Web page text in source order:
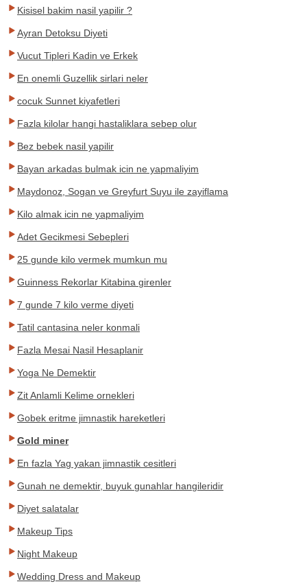
Kisisel bakim nasil yapilir ?
Ayran Detoksu Diyeti
Vucut Tipleri Kadin ve Erkek
En onemli Guzellik sirlari neler
cocuk Sunnet kiyafetleri
Fazla kilolar hangi hastaliklara sebep olur
Bez bebek nasil yapilir
Bayan arkadas bulmak icin ne yapmaliyim
Maydonoz, Sogan ve Greyfurt Suyu ile zayiflama
Kilo almak icin ne yapmaliyim
Adet Gecikmesi Sebepleri
25 gunde kilo vermek mumkun mu
Guinness Rekorlar Kitabina girenler
7 gunde 7 kilo verme diyeti
Tatil cantasina neler konmali
Fazla Mesai Nasil Hesaplanir
Yoga Ne Demektir
Zit Anlamli Kelime ornekleri
Gobek eritme jimnastik hareketleri
Gold miner
En fazla Yag yakan jimnastik cesitleri
Gunah ne demektir, buyuk gunahlar hangileridir
Diyet salatalar
Makeup Tips
Night Makeup
Wedding Dress and Makeup